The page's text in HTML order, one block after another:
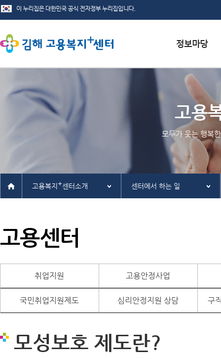
서식자료실
채용정보
인재정보
관련사이트
고용
모두가 웃는 행복
고용복지 +센터소개 센터에서 하는 일
고용센터
취업지원 고용안정사업
국민취업지원제도 심리안정지원 상담 구
모성보호 제도란?